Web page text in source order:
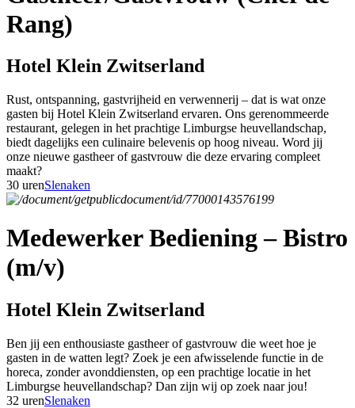
Rang)
Hotel Klein Zwitserland
Rust, ontspanning, gastvrijheid en verwennerij – dat is wat onze
gasten bij Hotel Klein Zwitserland ervaren. Ons gerenommeerde
restaurant, gelegen in het prachtige Limburgse heuvellandschap,
biedt dagelijks een culinaire belevenis op hoog niveau. Word jij
onze nieuwe gastheer of gastvrouw die deze ervaring compleet
maakt?
30 urenSlenaken
Medewerker Bediening – Bistro
(m/v)
Hotel Klein Zwitserland
Ben jij een enthousiaste gastheer of gastvrouw die weet hoe je
gasten in de watten legt? Zoek je een afwisselende functie in de
horeca, zonder avonddiensten, op een prachtige locatie in het
Limburgse heuvellandschap? Dan zijn wij op zoek naar jou!
32 urenSlenaken